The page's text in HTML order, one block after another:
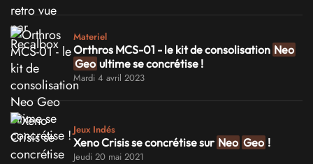
Materiel
Orthros MCS-01 - le kit de consolisation Neo
Geo ultime se concrétise !
Mardi 4 avril 2023
Jeux Indés
Xeno Crisis se concrétise sur Neo Geo !
Jeudi 20 mai 2021